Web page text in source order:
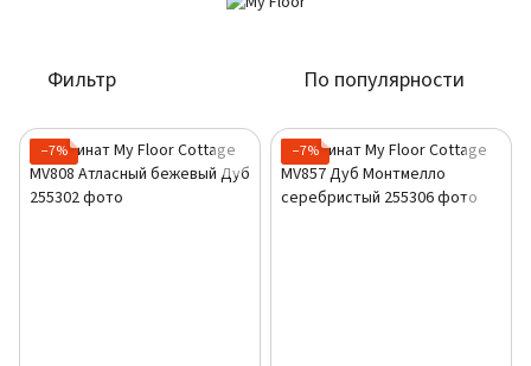
Фильтр По популярности
−7% −7%